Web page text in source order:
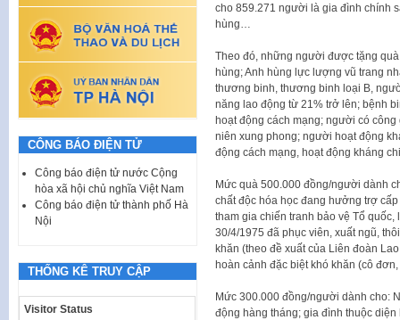
cho 859.271 người là gia đình chính
hùng…
Theo đó, những người được tặng
hùng; Anh hùng lực lượng vũ trang
thương binh, thương binh loại B,
năng lao động từ 21% trở lên; bệnh
hoạt động cách mạng; người có
niên xung phong; người hoạt động
động cách mạng, hoạt động kháng
Mức quà 500.000 đồng/người dành
chất độc hóa học đang hưởng trợ
tham gia chiến tranh bảo vệ Tổ
30/4/1975 đã phục viên, xuất ngũ,
khăn (theo đề xuất của Liên đoàn
hoàn cảnh đặc biệt khó khăn (cô
Mức 300.000 đồng/người dành cho:
động hàng tháng; gia đình thuộc
CÔNG BÁO ĐIỆN TỬ
Công báo điện tử nước Cộng
hòa xã hội chủ nghĩa Việt Nam
Công báo điện tử thành phố Hà
Nội
THỐNG KÊ TRUY CẬP
Visitor Status